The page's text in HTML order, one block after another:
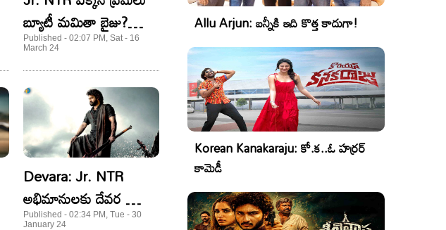
బ్యూటీ మమితా బైజు?
నిజమైతే లక్కీ ఛాన్స్!
Published - 02:07 PM, Sat - 16
March 24
Devara: Jr. NTR
అభిమానులకు దేవర నుండి
మరో బ్యాడ్ న్యూస్!
Published - 02:34 PM, Tue - 30
January 24
Allu Arjun: బన్నీకి ఇది కొత్త కాదుగా!
Korean Kanakaraju: కో.క..ఓ హర్రర్
కామెడీ